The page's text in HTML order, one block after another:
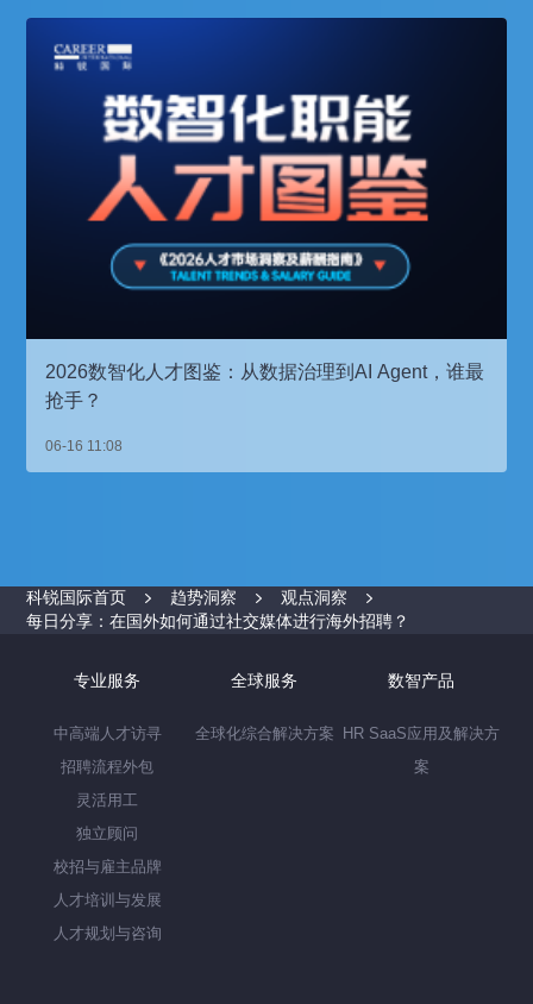
2026数智化人才图鉴：从数据治理到AI Agent，谁最
抢手？
06-16 11:08
科锐国际首页 趋势洞察
观点洞察
每日分享：在国外如何通过社交媒体进行海外招聘？
专业服务
中高端人才访寻
招聘流程外包
灵活用工
独立顾问
校招与雇主品牌
人才培训与发展
人才规划与咨询
全球服务
全球化综合解决方案
数智产品
HR SaaS应用及解决方
案